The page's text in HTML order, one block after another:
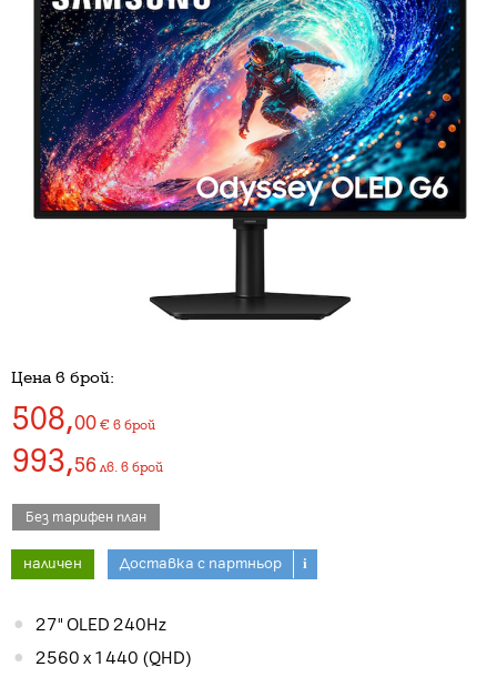
Цена в брой:
508,00 € в брой
993,56 лв. в брой
Без тарифен план
наличен Доставка с партньор i
27" OLED 240Hz
2560 x 1440 (QHD)